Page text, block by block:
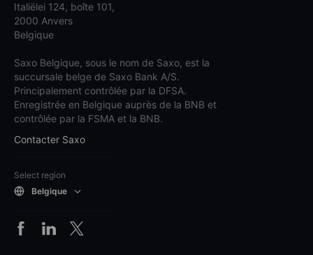
Italiëlei 124, boîte 101,
2000 Anvers
Belgique
Saxo Belgique, sous le nom de Saxo, est la
succursale belge de Saxo Bank A/S.
Principalement contrôlée par la DFSA.
Enregistrée en Belgique auprès de la BNB et
contrôlée par la FSMA et la BNB.
Contacter Saxo
Select region
Belgique